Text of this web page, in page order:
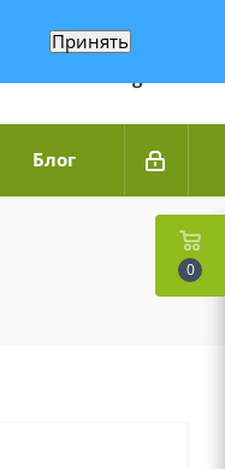
по WhatsApp
Блог
0
Принять